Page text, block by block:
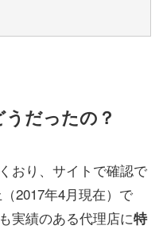
だったの？
おり、サイトで確認で
2017年4月現在）で
実績のある代理店に特